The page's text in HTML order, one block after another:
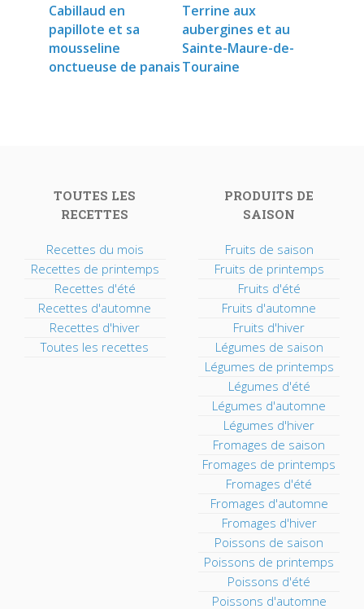
Cabillaud en
papillote et sa
mousseline
onctueuse de panais
Terrine aux
aubergines et au
Sainte-Maure-de-
Touraine
TOUTES LES
RECETTES
Recettes du mois
Recettes de printemps
Recettes d'été
Recettes d'automne
Recettes d'hiver
Toutes les recettes
PRODUITS DE
SAISON
Fruits de saison
Fruits de printemps
Fruits d'été
Fruits d'automne
Fruits d'hiver
Légumes de saison
Légumes de printemps
Légumes d'été
Légumes d'automne
Légumes d'hiver
Fromages de saison
Fromages de printemps
Fromages d'été
Fromages d'automne
Fromages d'hiver
Poissons de saison
Poissons de printemps
Poissons d'été
Poissons d'automne